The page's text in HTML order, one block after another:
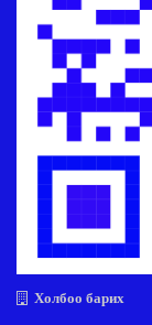
Холбоо барих